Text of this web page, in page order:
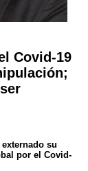
Covid-19
su
por el Covid-